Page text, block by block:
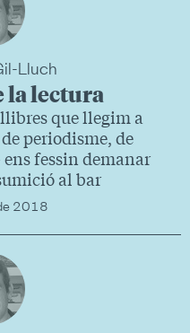
Lluch
la lectura
que llegim a
periodisme, de
fessin demanar
al bar
2018